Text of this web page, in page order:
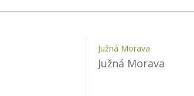
Južná Morava
Južná Morava